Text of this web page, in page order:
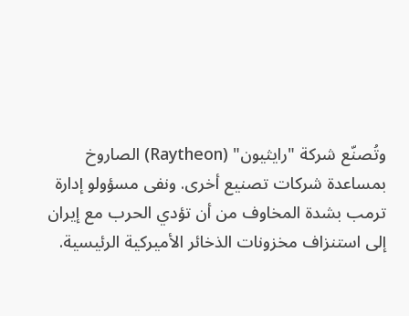
وتُصنّع شركة "رايثيون" (Raytheon) الصاروخ
بمساعدة شركات تصنيع أخرى. ونفى مسؤولو إدارة
ترمب بشدة المخاوف من أن تؤدي الحرب مع إيران
إلى استنزاف مخزونات الذخائر الأميركية الرئيسية.